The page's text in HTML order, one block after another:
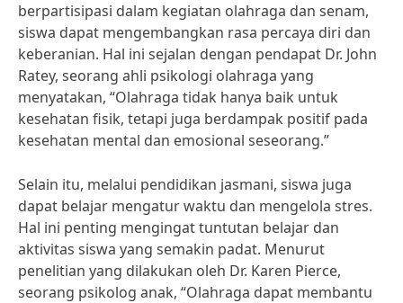
berpartisipasi dalam kegiatan olahraga dan senam,
siswa dapat mengembangkan rasa percaya diri dan
keberanian. Hal ini sejalan dengan pendapat Dr. John
Ratey, seorang ahli psikologi olahraga yang
menyatakan, “Olahraga tidak hanya baik untuk
kesehatan fisik, tetapi juga berdampak positif pada
kesehatan mental dan emosional seseorang.”
Selain itu, melalui pendidikan jasmani, siswa juga
dapat belajar mengatur waktu dan mengelola stres.
Hal ini penting mengingat tuntutan belajar dan
aktivitas siswa yang semakin padat. Menurut
penelitian yang dilakukan oleh Dr. Karen Pierce,
seorang psikolog anak, “Olahraga dapat membantu